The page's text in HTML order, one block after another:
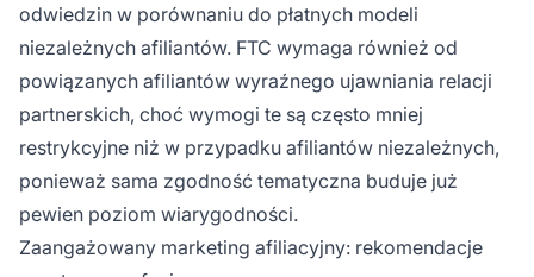
odwiedzin w porównaniu do płatnych modeli
niezależnych afiliantów. FTC wymaga również od
powiązanych afiliantów wyraźnego ujawniania relacji
partnerskich, choć wymogi te są często mniej
restrykcyjne niż w przypadku afiliantów niezależnych,
ponieważ sama zgodność tematyczna buduje już
pewien poziom wiarygodności.
Zaangażowany marketing afiliacyjny: rekomendacje